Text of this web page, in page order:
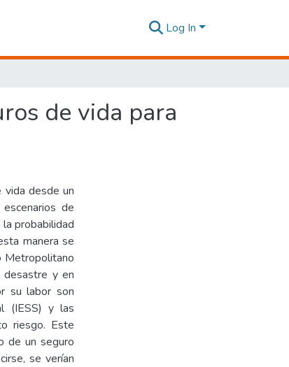
Log In
de vida para
vida desde un
de
probabilidad
manera se
Metropolitano
desastre y en
su labor son
(IESS) y las
riesgo. Este
de un seguro
se verían